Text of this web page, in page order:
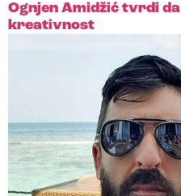
Ognjen Amidžić tvrdi da
kreativnost